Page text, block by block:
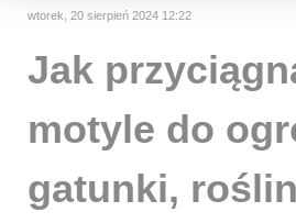
wtorek, 20 sierpień 2024 12:22
Jak
motyle do
gatunki,